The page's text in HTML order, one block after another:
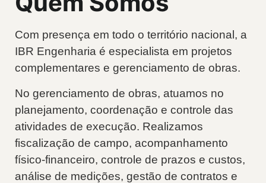
Com presença em todo o território nacional, a
IBR Engenharia é especialista em projetos
complementares e gerenciamento de obras.
No gerenciamento de obras, atuamos no
planejamento, coordenação e controle das
atividades de execução. Realizamos
fiscalização de campo, acompanhamento
físico-financeiro, controle de prazos e custos,
análise de medições, gestão de contratos e